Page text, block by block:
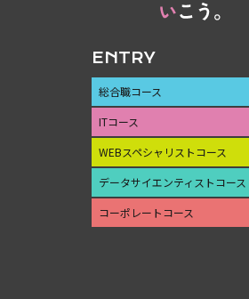
ENTRY
総合職コース
ITコース
WEBスペシャリストコース
データサイエンティストコース
コーポレートコース